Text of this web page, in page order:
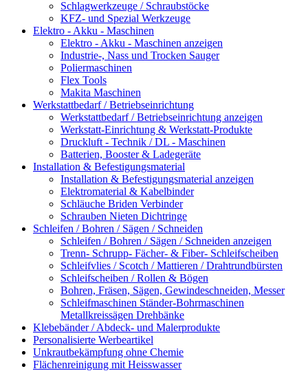
Schlagwerkzeuge / Schraubstöcke
KFZ- und Spezial Werkzeuge
Elektro - Akku - Maschinen
Elektro - Akku - Maschinen anzeigen
Industrie-, Nass und Trocken Sauger
Poliermaschinen
Flex Tools
Makita Maschinen
Werkstattbedarf / Betriebseinrichtung
Werkstattbedarf / Betriebseinrichtung anzeigen
Werkstatt-Einrichtung & Werkstatt-Produkte
Druckluft - Technik / DL - Maschinen
Batterien, Booster & Ladegeräte
Installation & Befestigungsmaterial
Installation & Befestigungsmaterial anzeigen
Elektromaterial & Kabelbinder
Schläuche Briden Verbinder
Schrauben Nieten Dichtringe
Schleifen / Bohren / Sägen / Schneiden
Schleifen / Bohren / Sägen / Schneiden anzeigen
Trenn- Schrupp- Fächer- & Fiber- Schleifscheiben
Schleifvlies / Scotch / Mattieren / Drahtrundbürsten
Schleifscheiben / Rollen & Bögen
Bohren, Fräsen, Sägen, Gewindeschneiden, Messer
Schleifmaschinen Ständer-Bohrmaschinen
Metallkreissägen Drehbänke
Klebebänder / Abdeck- und Malerprodukte
Personalisierte Werbeartikel
Unkrautbekämpfung ohne Chemie
Flächenreinigung mit Heisswasser